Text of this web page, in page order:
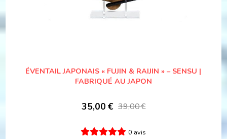
ÉVENTAIL JAPONAIS « FUJIN & RAIJIN » – SENSU |
FABRIQUÉ AU JAPON
35,00 € 39,00€
0 avis